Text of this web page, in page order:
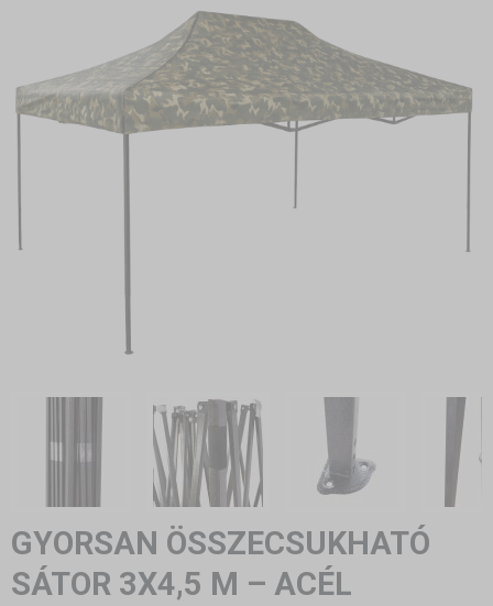
GYORSAN ÖSSZECSUKHATÓ
SÁTOR 3X4,5 M – ACÉL